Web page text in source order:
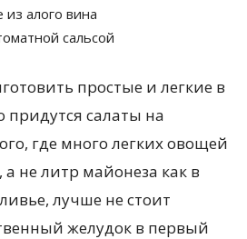
алого вина
сальсой
простые и легкие в
придутся салаты на
где много легких овощей
а не литр майонеза как в
лучше не стоит
желудок в первый